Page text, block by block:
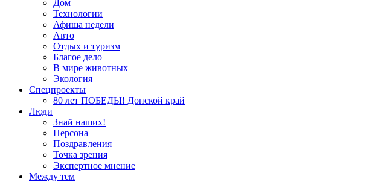
Дом
Технологии
Афиша недели
Авто
Отдых и туризм
Благое дело
В мире животных
Экология
Спецпроекты
80 лет ПОБЕДЫ! Донской край
Люди
Знай наших!
Персона
Поздравления
Точка зрения
Экспертное мнение
Между тем